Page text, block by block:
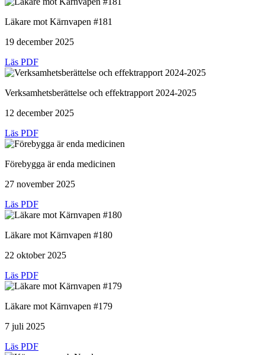
Läkare mot Kärnvapen #181
19 december 2025
Läs PDF
Verksamhetsberättelse och effektrapport 2024-2025
12 december 2025
Läs PDF
Förebygga är enda medicinen
27 november 2025
Läs PDF
Läkare mot Kärnvapen #180
22 oktober 2025
Läs PDF
Läkare mot Kärnvapen #179
7 juli 2025
Läs PDF